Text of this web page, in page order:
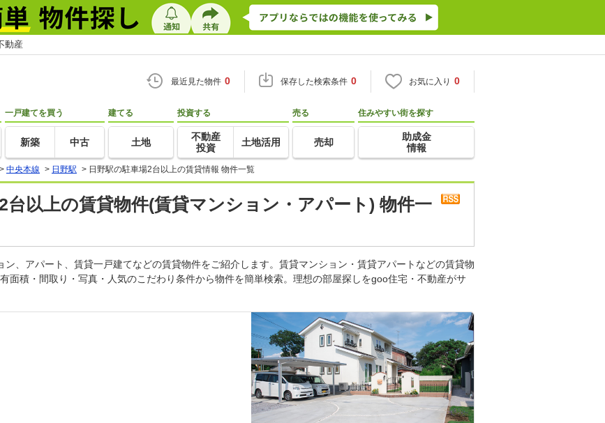
動産
最近見た物件 0 保存した検索条件 0 お気に入り 0
一戸建てを買う
新築 中古
建てる
土地
投資する
不動産
投資
土地活用
売る
売却
住みやすい街を探す
助成金
情報
> 中央本線 > 日野駅 > 日野駅の駐車場2台以上の賃貸情報 物件一覧
台以上の賃貸物件(賃貸マンション・アパート) 物件一
、アパート、賃貸一戸建てなどの賃貸物件をご紹介します。賃貸マンション・賃貸アパートなどの賃貸物
面積・間取り・写真・人気のこだわり条件から物件を簡単検索。理想の部屋探しをgoo住宅・不動産がサ